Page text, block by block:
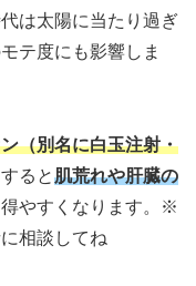
は太陽に当たり過ぎ
テ度にも影響しま
（別名に白玉注射・
ると肌荒れや肝臓の
やすくなります。※
相談してね